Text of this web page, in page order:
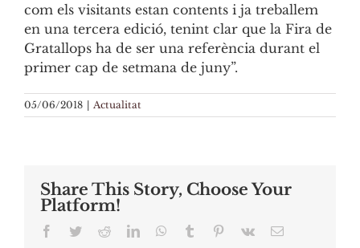
com els visitants estan contents i ja treballem
en una tercera edició, tenint clar que la Fira de
Gratallops ha de ser una referència durant el
primer cap de setmana de juny”.
05/06/2018 | Actualitat
Share This Story, Choose Your
Platform!
Facebook
TwitterRedditLinkedInWhatsApp
Tumblr Pinterest
Vk Email: